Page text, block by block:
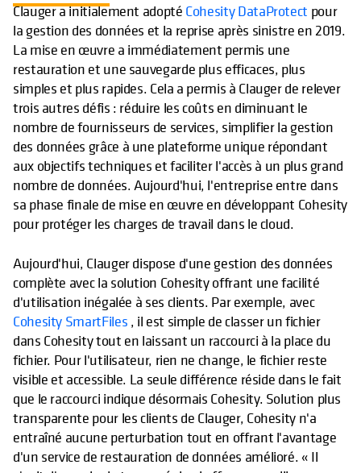
Clauger a initialement adopté Cohesity DataProtect pour
la gestion des données et la reprise après sinistre en 2019.
La mise en œuvre a immédiatement permis une
restauration et une sauvegarde plus efficaces, plus
simples et plus rapides. Cela a permis à Clauger de relever
trois autres défis : réduire les coûts en diminuant le
nombre de fournisseurs de services, simplifier la gestion
des données grâce à une plateforme unique répondant
aux objectifs techniques et faciliter l'accès à un plus grand
nombre de données. Aujourd'hui, l'entreprise entre dans
sa phase finale de mise en œuvre en développant Cohesity
pour protéger les charges de travail dans le cloud.
Aujourd'hui, Clauger dispose d'une gestion des données
complète avec la solution Cohesity offrant une facilité
d'utilisation inégalée à ses clients. Par exemple, avec
Cohesity SmartFiles , il est simple de classer un fichier
dans Cohesity tout en laissant un raccourci à la place du
fichier. Pour l'utilisateur, rien ne change, le fichier reste
visible et accessible. La seule différence réside dans le fait
que le raccourci indique désormais Cohesity. Solution plus
transparente pour les clients de Clauger, Cohesity n'a
entraîné aucune perturbation tout en offrant l'avantage
d'un service de restauration de données amélioré. « Il